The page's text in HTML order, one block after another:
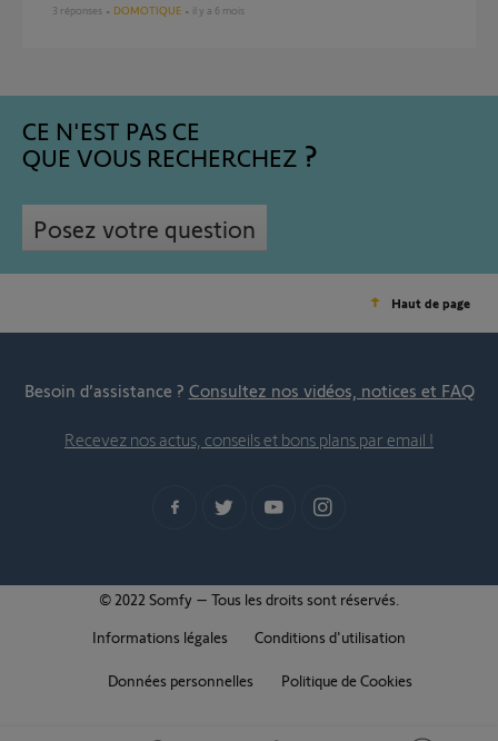
3 réponses DOMOTIQUE il y a 6 mois
CE N'EST PAS CE
QUE VOUS RECHERCHEZ
Posez votre question
Haut de page
Besoin d’assistance ? Consultez nos vidéos, notices et FAQ
Recevez nos actus, conseils et bons plans par email !
© 2022 Somfy – Tous les droits sont réservés.
Informations légales
Conditions d'utilisation
Données personnelles Politique de Cookies